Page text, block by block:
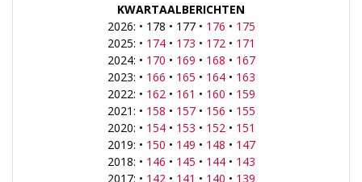
KWARTAALBERICHTEN
2026: • 178 • 177 • 176 • 175
2025: • 174• 173 • 172 • 171
2024: • 170 • 169 • 168 • 167
2023: • 166 • 165 • 164• 163
2022: • 162 • 161 • 160 • 159
2021: • 158 • 157• 156 • 155
2020: • 154• 153 • 152 • 151
2019: • 150 • 149 • 148 • 147
2018: • 146 • 145 • 144• 143
2017: • 142 • 141 • 140 • 139